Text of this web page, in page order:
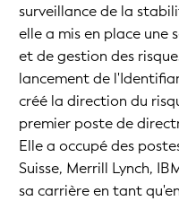
surveillance de la
elle a mis en place une
et de gestion des
lancement de
créé la direction du
premier poste de
Elle a occupé des
Suisse, Merrill Lynch,
sa carrière en tant